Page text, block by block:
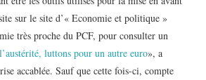
sur le site d’« Economie et politique »
très proche du PCF, pour consulter un
luttons pour un autre euro», a
accablée. Sauf que cette fois-ci, compte